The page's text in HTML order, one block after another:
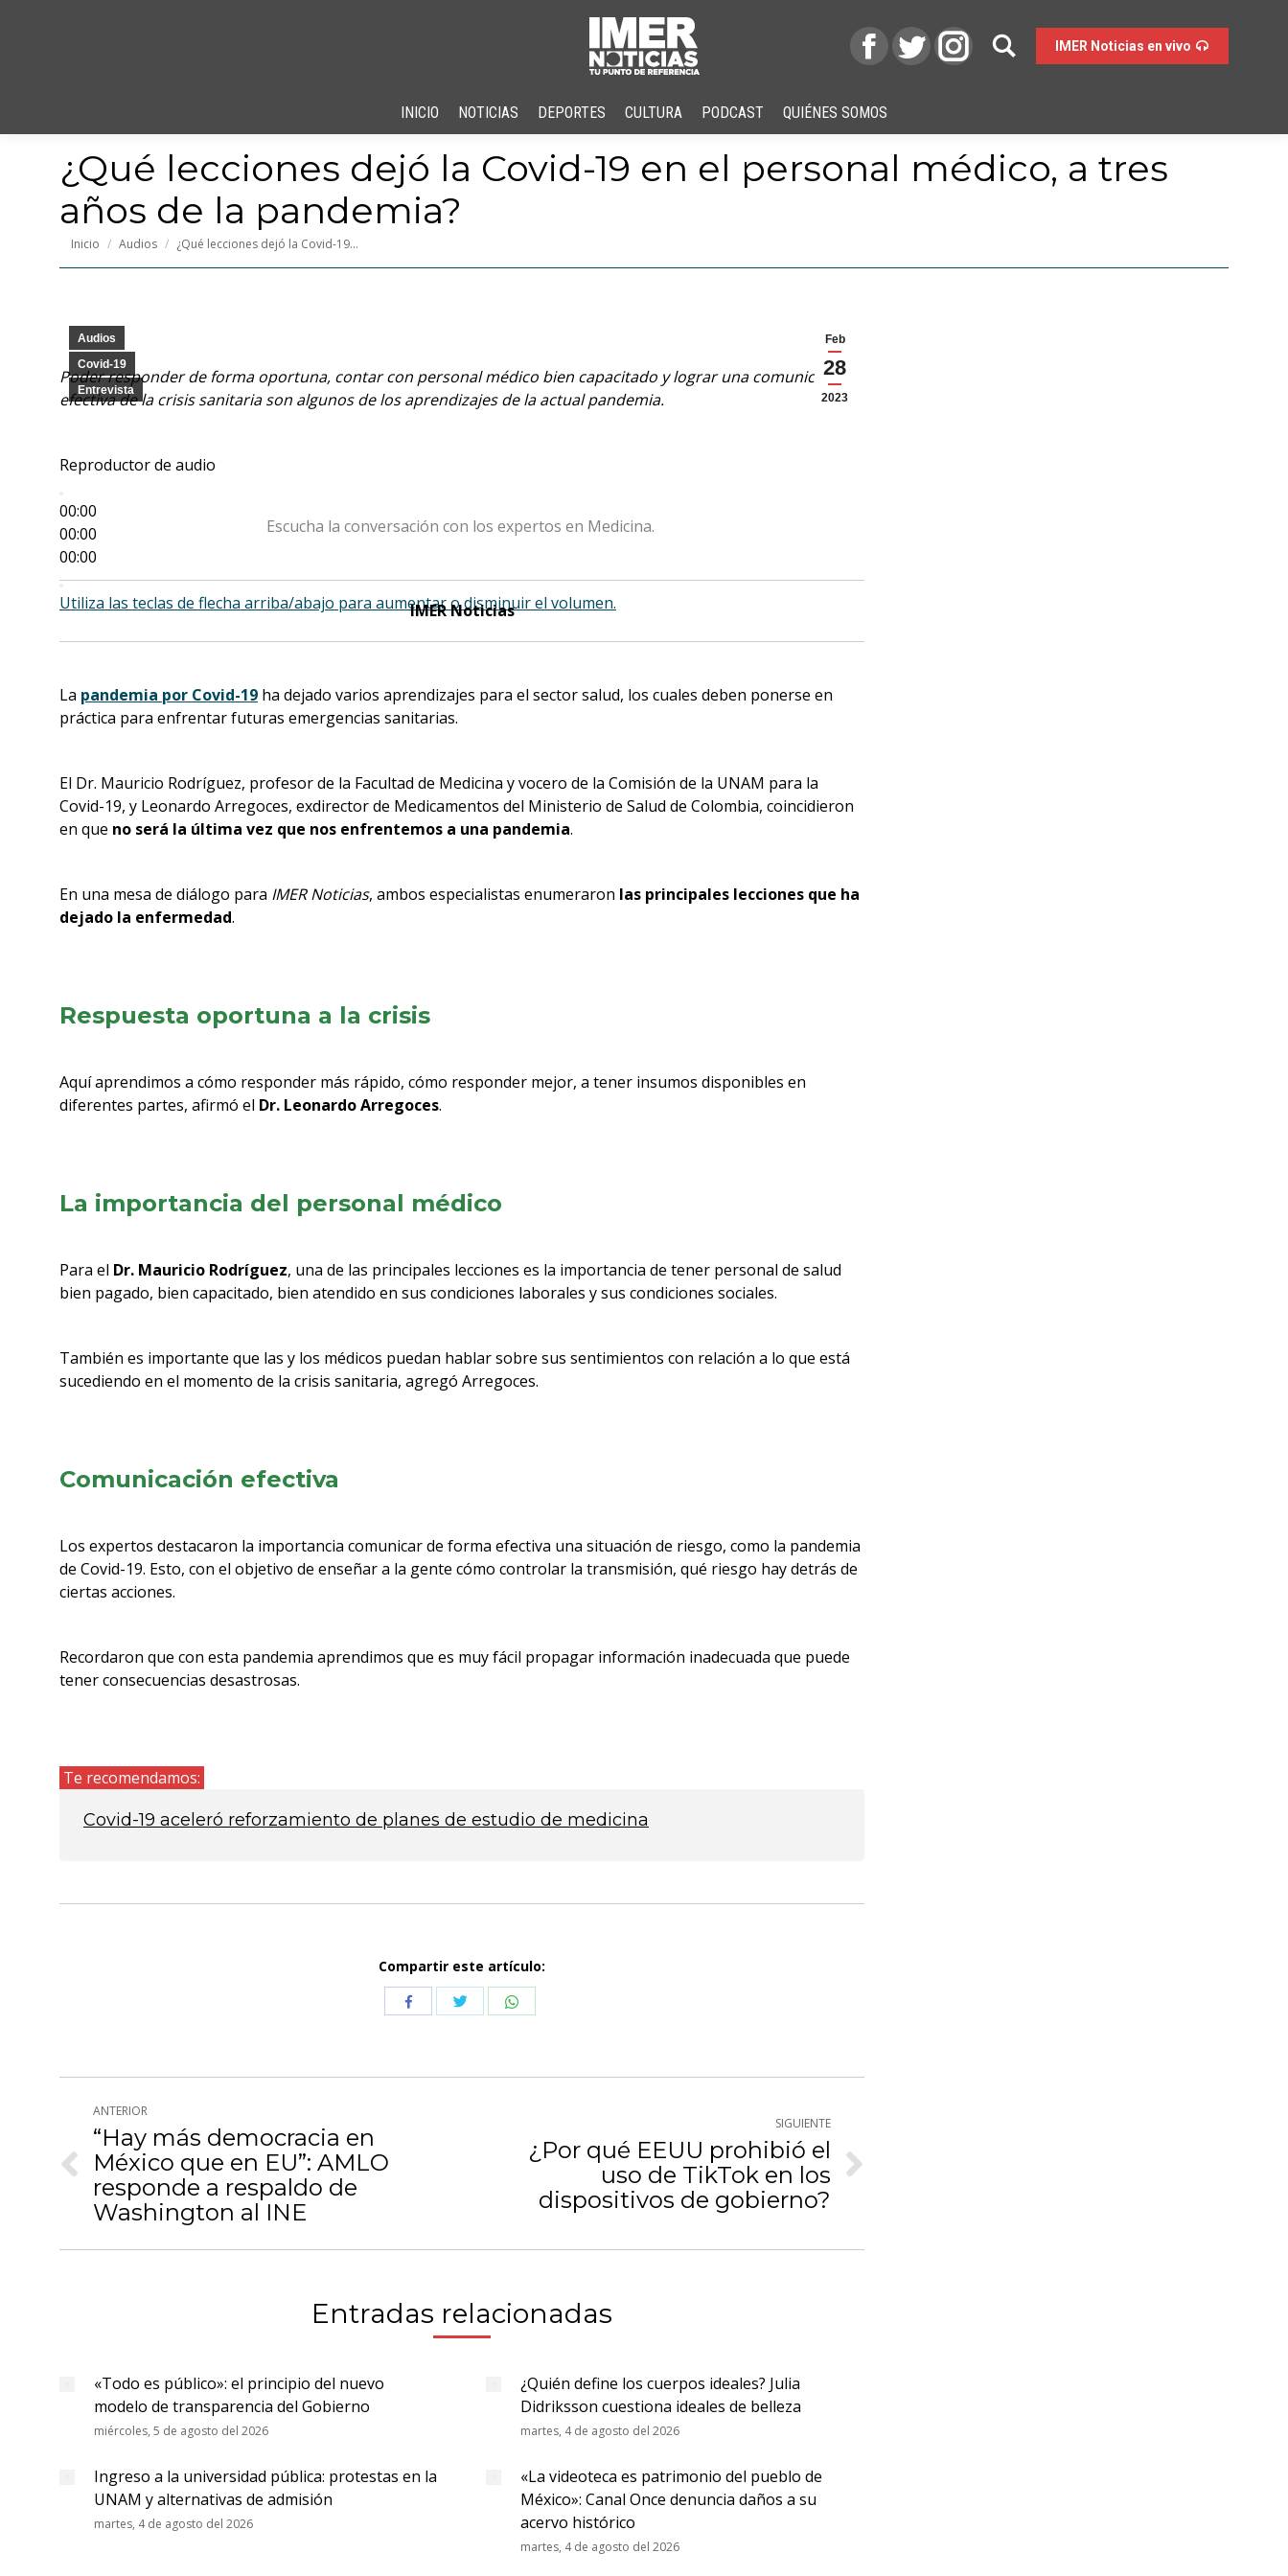
IMER Noticias en vivo
INICIO NOTICIAS DEPORTES CULTURA PODCAST QUIÉNES SOMOS
¿Qué lecciones dejó la Covid-19 en el personal médico, a tres
años de la pandemia?
Estás aquí:
Inicio Audios ¿Qué lecciones dejó la Covid-19…
Feb
28
2023
Audios
Covid-19
Entrevista
Poder responder de forma oportuna, contar con personal médico bien capacitado y lograr una comunicación
efectiva de la crisis sanitaria son algunos de los aprendizajes de la actual pandemia.
Reproductor de audio
00:00
00:00
00:00
Utiliza las teclas de flecha arriba/abajo para aumentar o disminuir el volumen.
Escucha la conversación con los expertos en Medicina.
IMER Noticias
La pandemia por Covid-19 ha dejado varios aprendizajes para el sector salud, los cuales deben ponerse en
práctica para enfrentar futuras emergencias sanitarias.
El Dr. Mauricio Rodríguez, profesor de la Facultad de Medicina y vocero de la Comisión de la UNAM para la
Covid-19, y Leonardo Arregoces, exdirector de Medicamentos del Ministerio de Salud de Colombia, coincidieron
en que no será la última vez que nos enfrentemos a una pandemia.
En una mesa de diálogo para IMER Noticias, ambos especialistas enumeraron las principales lecciones que ha
dejado la enfermedad.
Respuesta oportuna a la crisis
Aquí aprendimos a cómo responder más rápido, cómo responder mejor, a tener insumos disponibles en
diferentes partes, afirmó el Dr. Leonardo Arregoces.
La importancia del personal médico
Para el Dr. Mauricio Rodríguez, una de las principales lecciones es la importancia de tener personal de salud
bien pagado, bien capacitado, bien atendido en sus condiciones laborales y sus condiciones sociales.
También es importante que las y los médicos puedan hablar sobre sus sentimientos con relación a lo que está
sucediendo en el momento de la crisis sanitaria, agregó Arregoces.
Comunicación efectiva
Los expertos destacaron la importancia comunicar de forma efectiva una situación de riesgo, como la pandemia
de Covid-19. Esto, con el objetivo de enseñar a la gente cómo controlar la transmisión, qué riesgo hay detrás de
ciertas acciones.
Recordaron que con esta pandemia aprendimos que es muy fácil propagar información inadecuada que puede
tener consecuencias desastrosas.
Te recomendamos:
Covid-19 aceleró reforzamiento de planes de estudio de medicina
Compartir este artículo:
CompartirCompartirCompartir
Navegación
entre
publicaciones
ANTERIOR
Publicación
anterior:
“Hay más democracia en
México que en EU”: AMLO
responde a respaldo de
Washington al INE
SIGUIENTE
siguiente:
¿Por qué EEUU prohibió el
uso de TikTok en los
dispositivos de gobierno?
Entradas relacionadas
«Todo es público»: el principio del nuevo
modelo de transparencia del Gobierno
miércoles, 5 de agosto del 2026
¿Quién define los cuerpos ideales? Julia
Didriksson cuestiona ideales de belleza
martes, 4 de agosto del 2026
Ingreso a la universidad pública: protestas en la
UNAM y alternativas de admisión
martes, 4 de agosto del 2026
«La videoteca es patrimonio del pueblo de
México»: Canal Once denuncia daños a su
acervo histórico
martes, 4 de agosto del 2026